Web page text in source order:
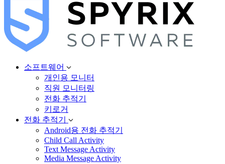
소프트웨어
개인용 모니터
직원 모니터링
전화 추적기
키로거
전화 추적기
Android용 전화 추적기
Child Call Activity
Text Message Activity
Media Message Activity